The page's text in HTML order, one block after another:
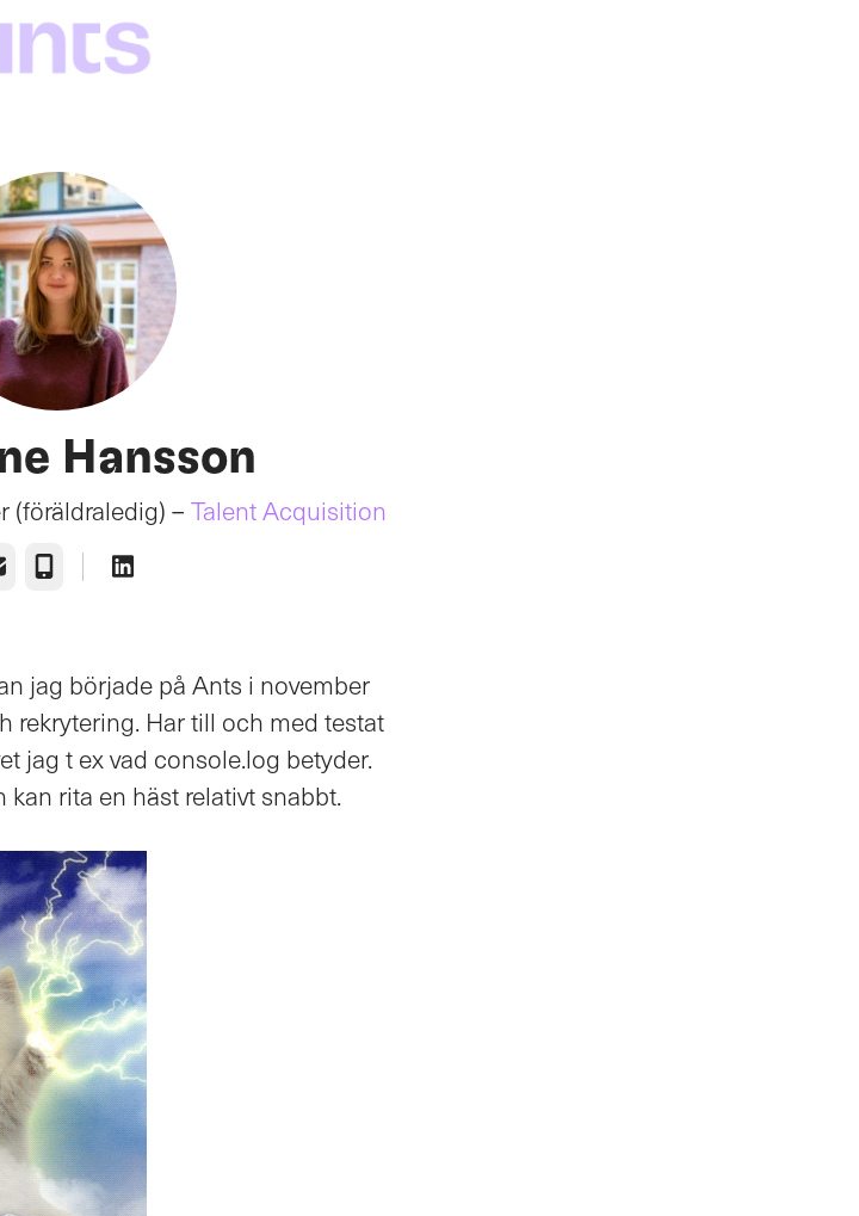
Hansson
(föräldraledig) –Talent Acquisition
Telefon
jag började på Ants i november
rekrytering. Har till och med testat
jag t ex vad console.log betyder.
rita en häst relativt snabbt.